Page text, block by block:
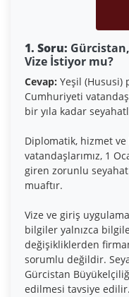
1. Soru:
Vize İstiyor mu?
Cevap: Yeşil (Hususi)
Cumhuriyeti
bir yıla kadar
Diplomatik, hizmet
vatandaşlarımız, 1
giren zorunlu
muaftır.
Vize ve giriş
bilgiler yalnızca
değişikliklerden
sorumlu değildir.
Gürcistan
edilmesi tavsiye edilir.